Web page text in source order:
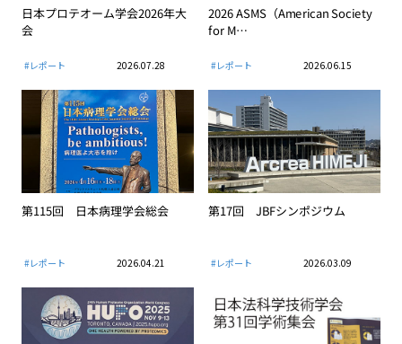
日本プロテオーム学会2026年大
会
#レポート 2026.07.28
2026 ASMS（American Society
for M…
#レポート 2026.06.15
第115回 日本病理学会総会
#レポート 2026.04.21
第17回 JBFシンポジウム
#レポート 2026.03.09